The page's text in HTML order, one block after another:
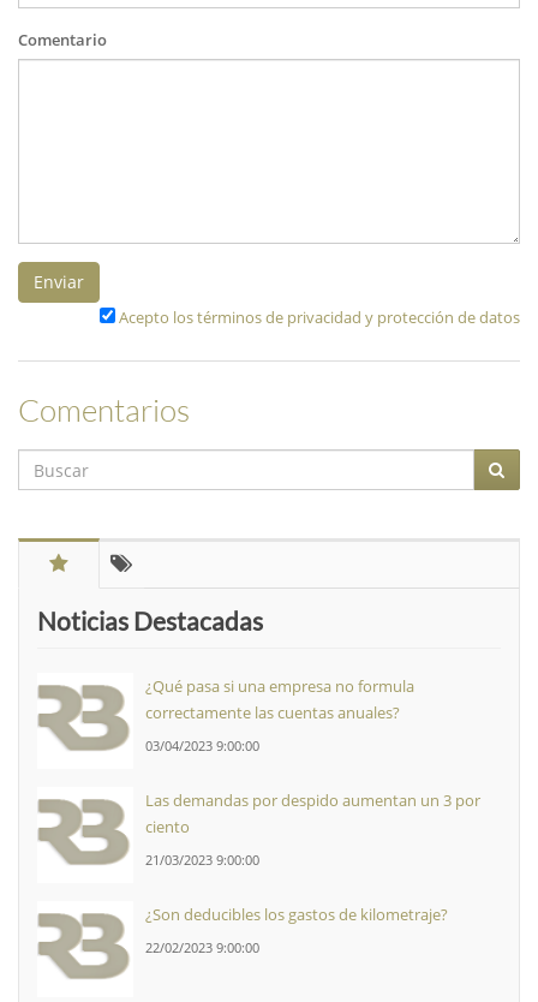
Comentario
Enviar
Acepto los términos de privacidad y protección de datos
Comentarios
Noticias Destacadas
¿Qué pasa si una empresa no formula
correctamente las cuentas anuales?
03/04/2023 9:00:00
Las demandas por despido aumentan un 3 por
ciento
21/03/2023 9:00:00
¿Son deducibles los gastos de kilometraje?
22/02/2023 9:00:00